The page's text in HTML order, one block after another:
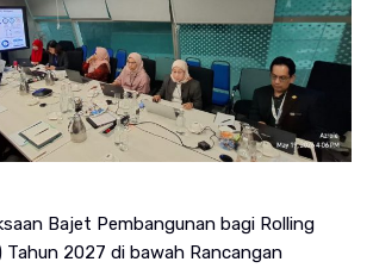
Bajet Pembangunan bagi Rolling
Tahun 2027 di bawah Rancangan